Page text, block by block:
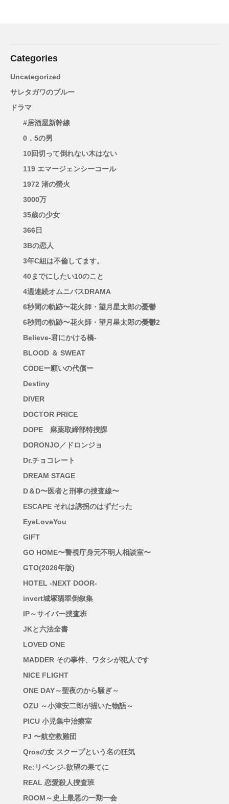
Categories
Uncategorized
サレタガワのブルー
ドラマ
#居酒屋新幹線
0．5の男
10回切って倒れない木はない
119 エマージェンシーコール
1972 渚の螢火
3000万
35歳の少女
366日
3Bの恋人
3年C組は不倫してます。
40までにしたい10のこと
4週連続オムニバスDRAMA
6秒間の軌跡〜花火師・望月星太郎の憂鬱
6秒間の軌跡〜花火師・望月星太郎の憂鬱2
Believe-君にかける橋-
BLOOD ＆ SWEAT
CODEー願いの代償ー
Destiny
DIVER
DOCTOR PRICE
DOPE 麻薬取締部特捜課
DORONJO／ドロンジョ
Dr.チョコレート
DREAM STAGE
D＆D〜医者と刑事の捜査線〜
ESCAPE それは誘拐のはずだった
EyeLoveYou
GIFT
GO HOME〜警視庁身元不明人相談室〜
GTO(2026年版)
HOTEL -NEXT DOOR-
invert城塚翡翠倒叙集
IP～サイバー捜査班
JKと六法全書
LOVED ONE
MADDER その事件、ワタシが犯人です
NICE FLIGHT
ONE DAY～聖夜のから騒ぎ～
OZU ～小津安二郎が描いた物語～
PICU 小児集中治療室
PJ 〜航空救難団
Qrosの女 スクープという名の狂気
Re:リベンジ-欲望の果てに
REAL 恋愛殺人捜査班
ROOM～史上最悪の一期一会